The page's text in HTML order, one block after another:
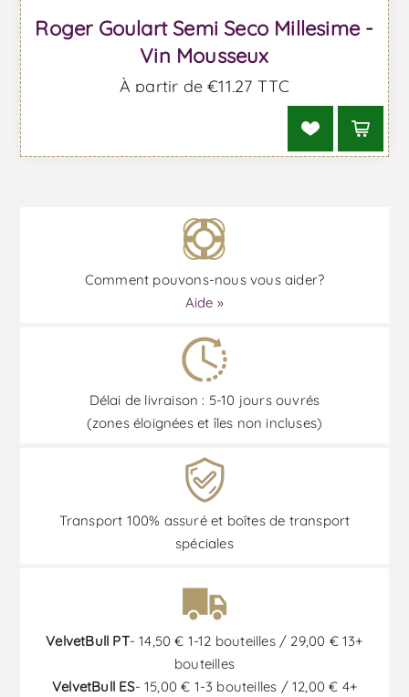
Roger Goulart Semi Seco Millesime -
Vin Mousseux
À partir de €11,27 TTC
Comment pouvons-nous vous aider?
Aide »
Délai de livraison : 5-10 jours ouvrés
(zones éloignées et îles non incluses)
Transport 100% assuré et boîtes de transport
spéciales
VelvetBull PT- 14,50 € 1-12 bouteilles / 29,00 € 13+
bouteilles
VelvetBull ES- 15,00 € 1-3 bouteilles / 12,00 € 4+